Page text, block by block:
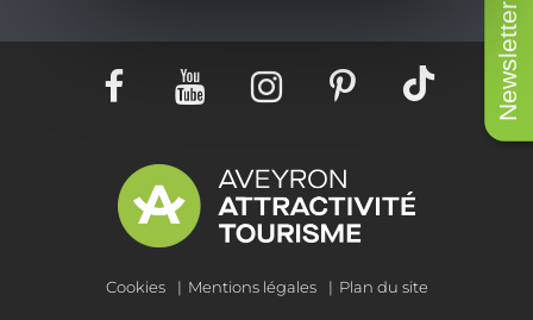
Newsletter
Cookies Mentions légales Plan du site